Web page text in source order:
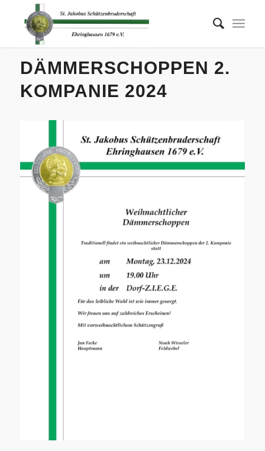
DÄMMERSCHOPPEN 2.
KOMPANIE 2024